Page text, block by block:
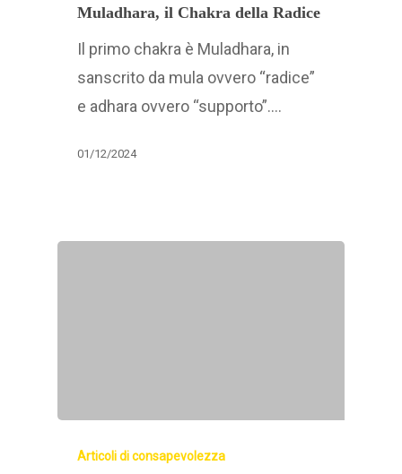
Muladhara, il Chakra della Radice
Il primo chakra è Muladhara, in
sanscrito da mula ovvero “radice”
e adhara ovvero “supporto”.…
01/12/2024
Articoli di consapevolezza